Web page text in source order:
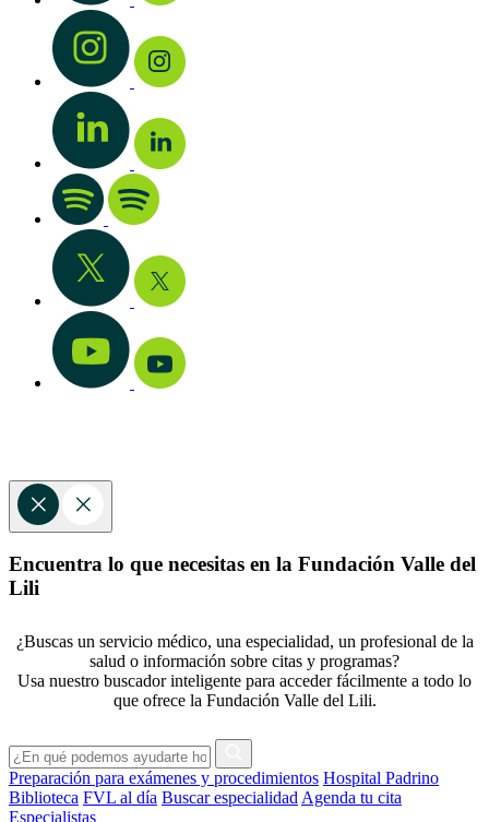
Encuentra lo que necesitas en la Fundación Valle del
Lili
¿Buscas un servicio médico, una especialidad, un profesional de la
salud o información sobre citas y programas?
Usa nuestro buscador inteligente para acceder fácilmente a todo lo
que ofrece la Fundación Valle del Lili.
Preparación para exámenes y procedimientos Hospital Padrino
Biblioteca FVL al día Buscar especialidad Agenda tu cita
Especialistas